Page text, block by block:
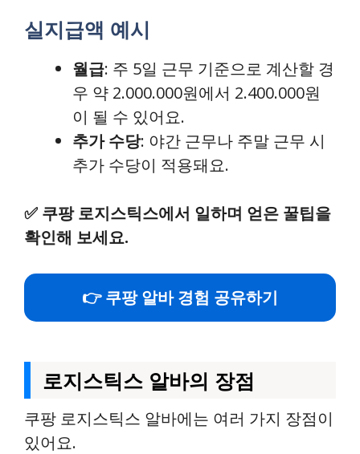
실지급액 예시
월급: 주 5일 근무 기준으로 계산할 경
우 약 2.000.000원에서 2.400.000원
이 될 수 있어요.
추가 수당: 야간 근무나 주말 근무 시
추가 수당이 적용돼요.
✅ 쿠팡 로지스틱스에서 일하며 얻은 꿀팁을
확인해 보세요.
👉 쿠팡 알바 경험 공유하기
로지스틱스 알바의 장점
쿠팡 로지스틱스 알바에는 여러 가지 장점이
있어요.